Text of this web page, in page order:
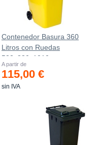
Contenedor Basura 360
Litros con Ruedas
583x880x1010 mm
A partir de
115,00 €
sin IVA